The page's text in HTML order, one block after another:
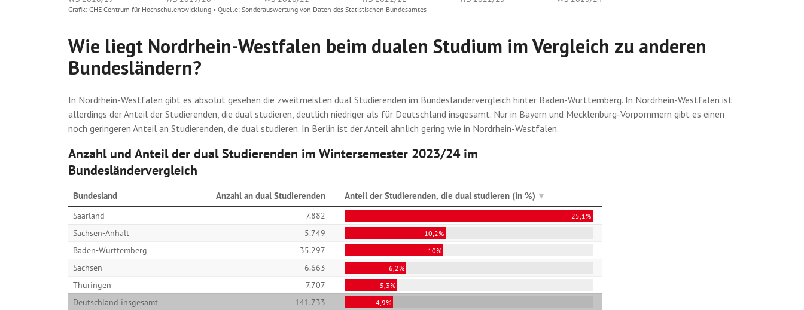
Wie liegt Nordrhein-Westfalen beim dualen Studium im Vergleich zu anderen
Bundesländern?
In Nordrhein-Westfalen gibt es absolut gesehen die zweitmeisten dual Studierenden im Bundesländervergleich hinter Baden-Württemberg. In Nordrhein-Westfalen ist
allerdings der Anteil der Studierenden, die dual studieren, deutlich niedriger als für Deutschland insgesamt. Nur in Bayern und Mecklenburg-Vorpommern gibt es einen
noch geringeren Anteil an Studierenden, die dual studieren. In Berlin ist der Anteil ähnlich gering wie in Nordrhein-Westfalen.